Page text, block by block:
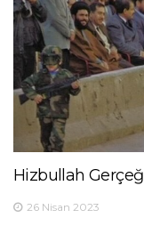
Hizbullah
26 Nisan 2023